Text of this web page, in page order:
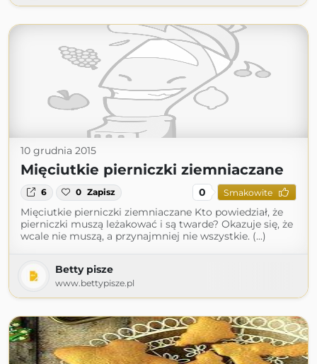
10 grudnia 2015
Mięciutkie pierniczki ziemniaczane
6 0 Zapisz 0 Smakowite
Mięciutkie pierniczki ziemniaczane Kto powiedział, że
pierniczki muszą leżakować i są twarde? Okazuje się, że
wcale nie muszą, a przynajmniej nie wszystkie. (...)
Betty pisze
www.bettypisze.pl